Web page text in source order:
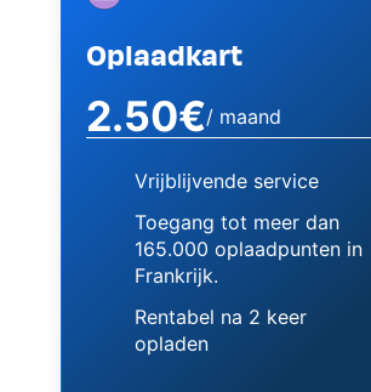
Oplaadkart
2.50€/ maand
Vrijblijvende service
Toegang tot meer dan
165.000 oplaadpunten in
Frankrijk.
Rentabel na 2 keer
opladen